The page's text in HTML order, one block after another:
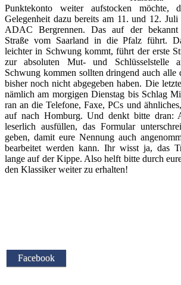
Punktekonto weiter aufstocken möchte,
Gelegenheit dazu bereits am 11. und 12.
ADAC Bergrennen. Das auf der bekannt
Straße vom Saarland in die Pfalz führt.
leichter in Schwung kommt, führt der erste
zur absoluten Mut- und Schlüsselstelle
Schwung kommen sollten dringend auch alle
bisher noch nicht abgegeben haben. Die
nämlich am morgigen Dienstag bis Schlag
ran an die Telefone, Faxe, PCs und
auf nach Homburg. Und denkt bitte dran:
leserlich ausfüllen, das Formular
geben, damit eure Nennung auch
bearbeitet werden kann. Ihr wisst ja, das
lange auf der Kippe. Also helft bitte durch
den Klassiker weiter zu erhalten!
Facebook